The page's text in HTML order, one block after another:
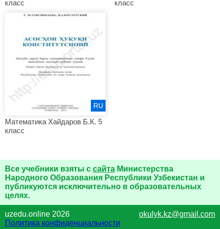
класс
класс
Математика Хайдаров Б.К. 5
класс
RU
Все учебники взяты с сайта Министерства
Народного Образования Республики Узбекистан и
публикуются исключительно в образовательных
целях.
uzedu.online 2026
okulyk.kz@gmail.com
Политика конфиденциальности